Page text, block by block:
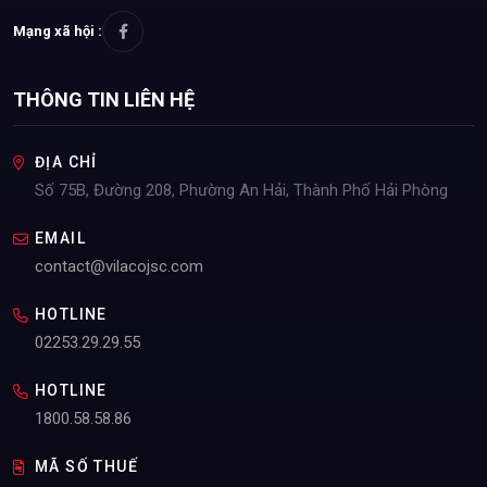
Mạng xã hội :
THÔNG TIN LIÊN HỆ
ĐỊA CHỈ
Số 75B, Đường 208, Phường An Hải, Thành Phố Hải Phòng
EMAIL
contact@vilacojsc.com
HOTLINE
02253.29.29.55
HOTLINE
1800.58.58.86
MÃ SỐ THUẾ